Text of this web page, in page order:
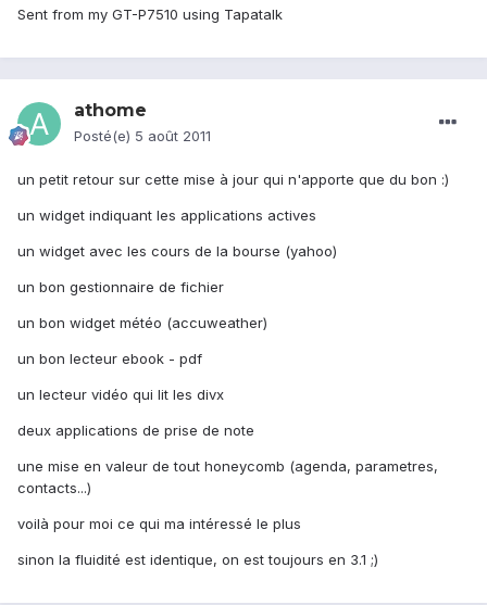
Sent from my GT-P7510 using Tapatalk
athome
Posté(e) 5 août 2011
un petit retour sur cette mise à jour qui n'apporte que du bon :)
un widget indiquant les applications actives
un widget avec les cours de la bourse (yahoo)
un bon gestionnaire de fichier
un bon widget météo (accuweather)
un bon lecteur ebook - pdf
un lecteur vidéo qui lit les divx
deux applications de prise de note
une mise en valeur de tout honeycomb (agenda, parametres,
contacts...)
voilà pour moi ce qui ma intéressé le plus
sinon la fluidité est identique, on est toujours en 3.1 ;)